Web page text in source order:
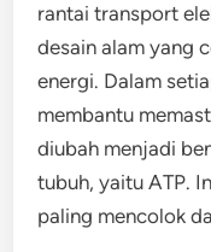
rantai transport
desain alam yang
energi. Dalam
membantu
diubah menjadi
tubuh, yaitu ATP.
paling mencolok